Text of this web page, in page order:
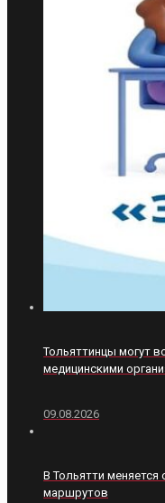
Тольяттинцы могут
медицинскими
09.08.2026
В Тольятти
маршрутов